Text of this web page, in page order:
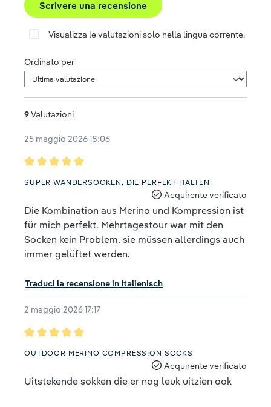
Scrivere una recensione
Visualizza le valutazioni solo nella lingua corrente.
Ordinato per
9Valutazioni
25 maggio 2026 18:06
Recensione con valutazione di 5 su 5 stelle
SUPER WANDERSOCKEN, DIE PERFEKT HALTEN
Acquirente verificato
Die Kombination aus Merino und Kompression ist
für mich perfekt. Mehrtagestour war mit den
Socken kein Problem, sie müssen allerdings auch
immer gelüftet werden.
Traduci la recensione in Italienisch
2 maggio 2026 17:17
Recensione con valutazione di 5 su 5 stelle
OUTDOOR MERINO COMPRESSION SOCKS
Acquirente verificato
Uitstekende sokken die er nog leuk uitzien ook